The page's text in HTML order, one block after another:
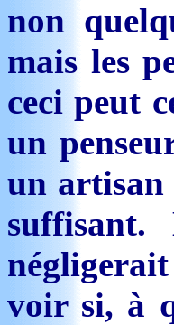
non
mais les
ceci peut
un
un artisan
voir si, à